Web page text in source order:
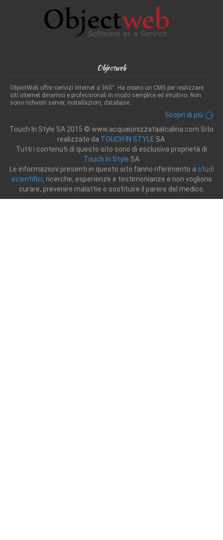
Objectweb
ObjectWeb offre serivizi Internet a 360°. Ha creato un CMS per realizzare
siti internet dinamici e professionali in modo semplice ed intuitivo. Non
sono richiesti server, installazioni, database...
Scopri di più
Touch In Style SA 2015 © www.acquaionizzataalcalina.com Sito
realizzato da TOUCH IN STYLE SA
Tutti i contenuti di questo sito sono di esclusiva proprietà di
Touch In Style SA
Le informazioni presenti in questo sito fanno riferimento a studi
scientifici, ricerche, esperienze e testimonianze e non vogliono
curare, prevenire malattie o sostituire il parere del medico.